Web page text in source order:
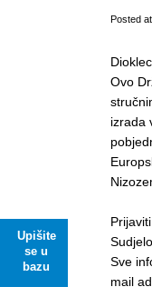
Upišite
se u
bazu
Posted
Ovo
izrada
Sve
mail